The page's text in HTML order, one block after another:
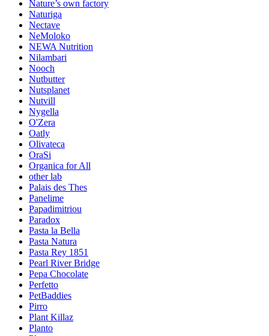
Nature’s own factory
Naturiga
Nectave
NeMoloko
NEWA Nutrition
Nilambari
Nooch
Nutbutter
Nutsplanet
Nutvill
Nygella
O'Zera
Oatly
Olivateca
OraSi
Organica for All
other lab
Palais des Thes
Panelime
Papadimitriou
Paradox
Pasta la Bella
Pasta Natura
Pasta Rey 1851
Pearl River Bridge
Pepa Chocolate
Perfetto
PetBaddies
Pirro
Plant Killaz
Planto